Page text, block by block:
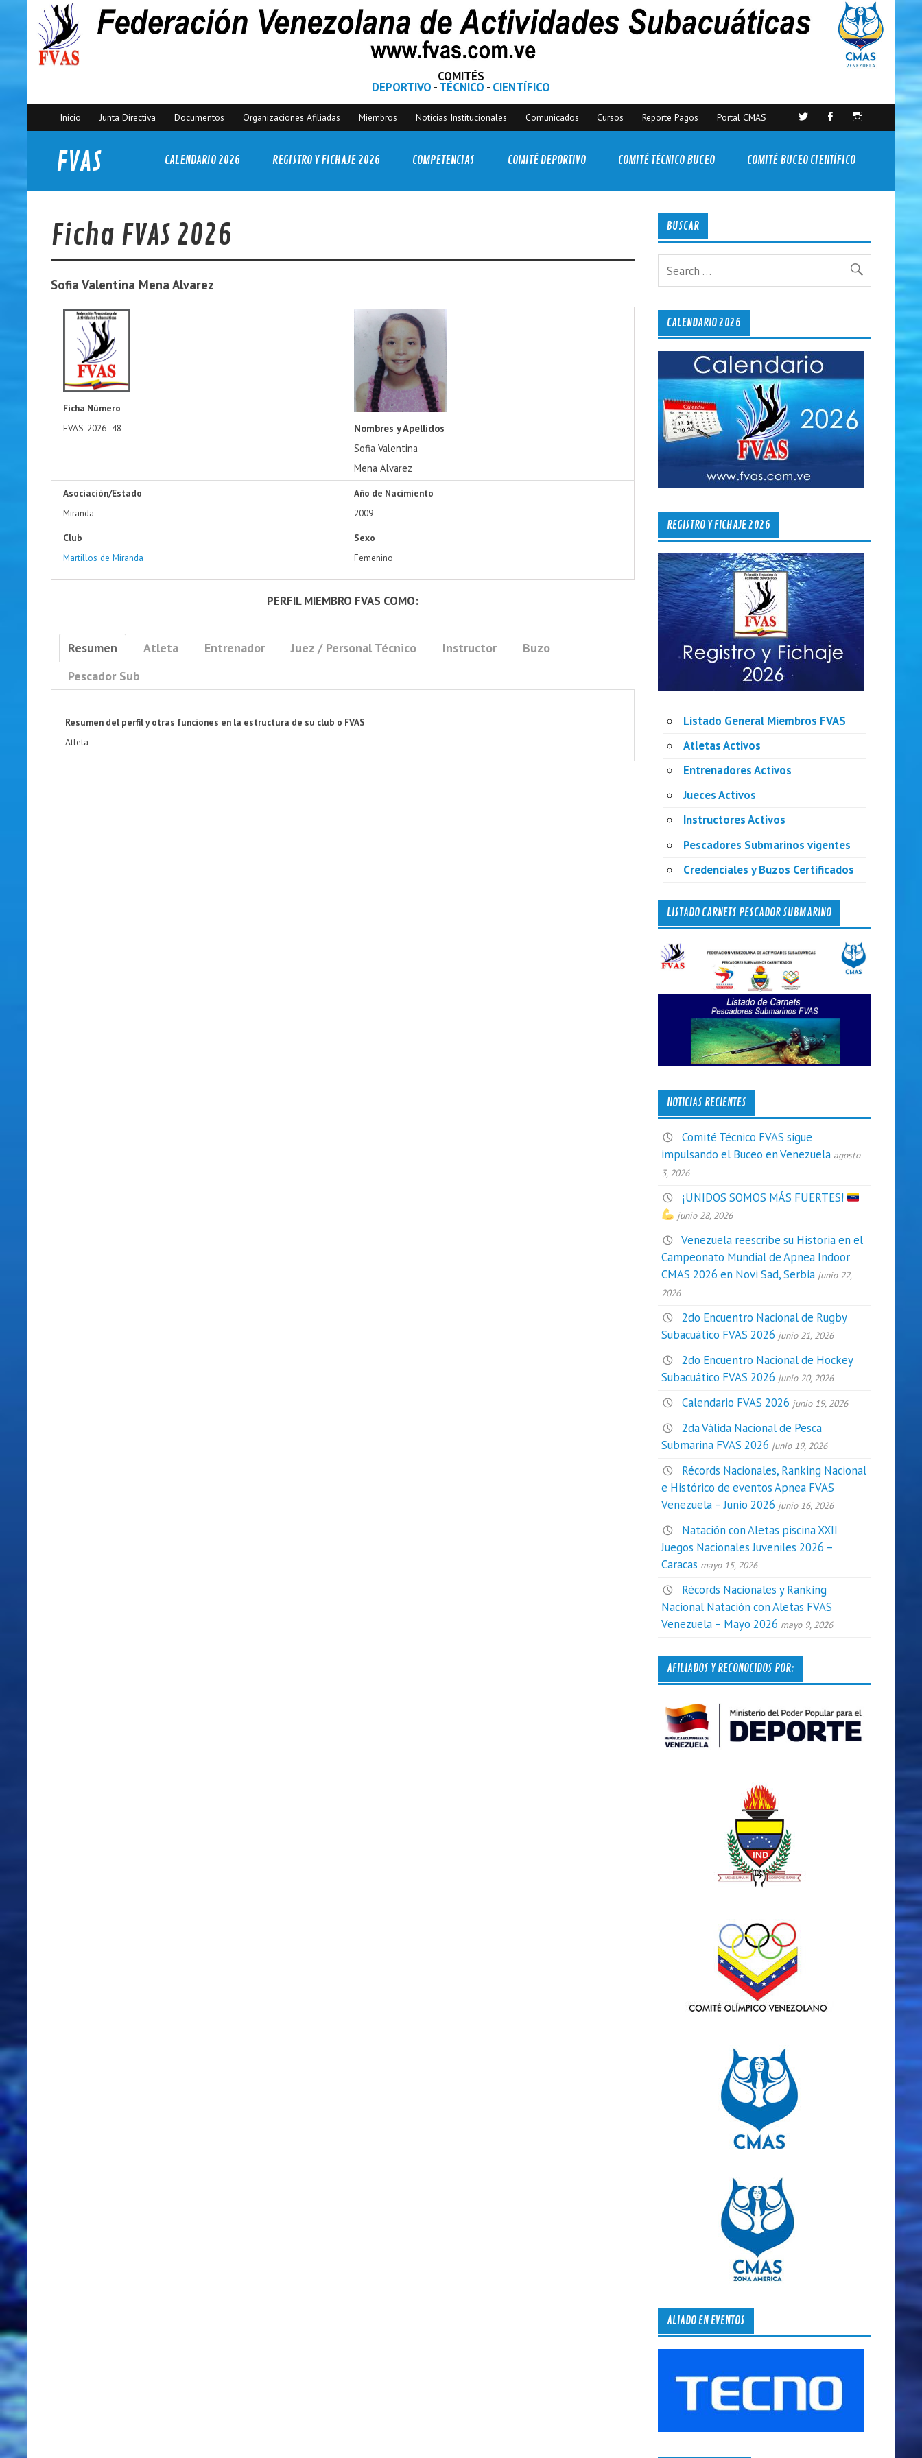
COMITÉS
DEPORTIVO -TÉCNICO - CIENTÍFICO
Inicio Junta Directiva Documentos Organizaciones Afiliadas Miembros Noticias Institucionales Comunicados Cursos Reporte Pagos Portal CMAS
FVAS
Federación Venezolana de Actividades Subacuáticas
CALENDARIO 2026 REGISTRO Y FICHAJE 2026 COMPETENCIAS COMITÉ DEPORTIVO COMITÉ TÉCNICO BUCEO COMITÉ BUCEO CIENTÍFICO
Ficha FVAS 2026
Sofia Valentina Mena Alvarez
Ficha Número
FVAS-2026- 48
Nombres y Apellidos
Sofia Valentina
Mena Alvarez
Asociación/Estado
Miranda
Año de Nacimiento
2009
Club
Martillos de Miranda
Sexo
Femenino
PERFIL MIEMBRO FVAS COMO:
Resumen Atleta Entrenador Juez / Personal Técnico Instructor
Buzo
Pescador Sub
Resumen del perfil y otras funciones en la estructura de su club o FVAS
Atleta
BUSCAR
CALENDARIO 2026
REGISTRO Y FICHAJE 2026
Listado General Miembros FVAS
Atletas Activos
Entrenadores Activos
Jueces Activos
Instructores Activos
Pescadores Submarinos vigentes
Credenciales y Buzos Certificados
LISTADO CARNETS PESCADOR SUBMARINO
NOTICIAS RECIENTES
Comité Técnico FVAS sigue
impulsando el Buceo en Venezuela agosto
3, 2026
¡UNIDOS SOMOS MÁS FUERTES!
junio 28, 2026
Venezuela reescribe su Historia en el
Campeonato Mundial de Apnea Indoor
CMAS 2026 en Novi Sad, Serbia junio 22,
2026
2do Encuentro Nacional de Rugby
Subacuático FVAS 2026 junio 21, 2026
2do Encuentro Nacional de Hockey
Subacuático FVAS 2026 junio 20, 2026
Calendario FVAS 2026 junio 19, 2026
2da Válida Nacional de Pesca
Submarina FVAS 2026 junio 19, 2026
Récords Nacionales, Ranking Nacional
e Histórico de eventos Apnea FVAS
Venezuela – Junio 2026 junio 16, 2026
Natación con Aletas piscina XXII
Juegos Nacionales Juveniles 2026 –
Caracas mayo 15, 2026
Récords Nacionales y Ranking
Nacional Natación con Aletas FVAS
Venezuela – Mayo 2026 mayo 9, 2026
AFILIADOS Y RECONOCIDOS POR:
ALIADO EN EVENTOS